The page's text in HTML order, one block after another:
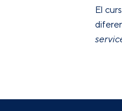
El